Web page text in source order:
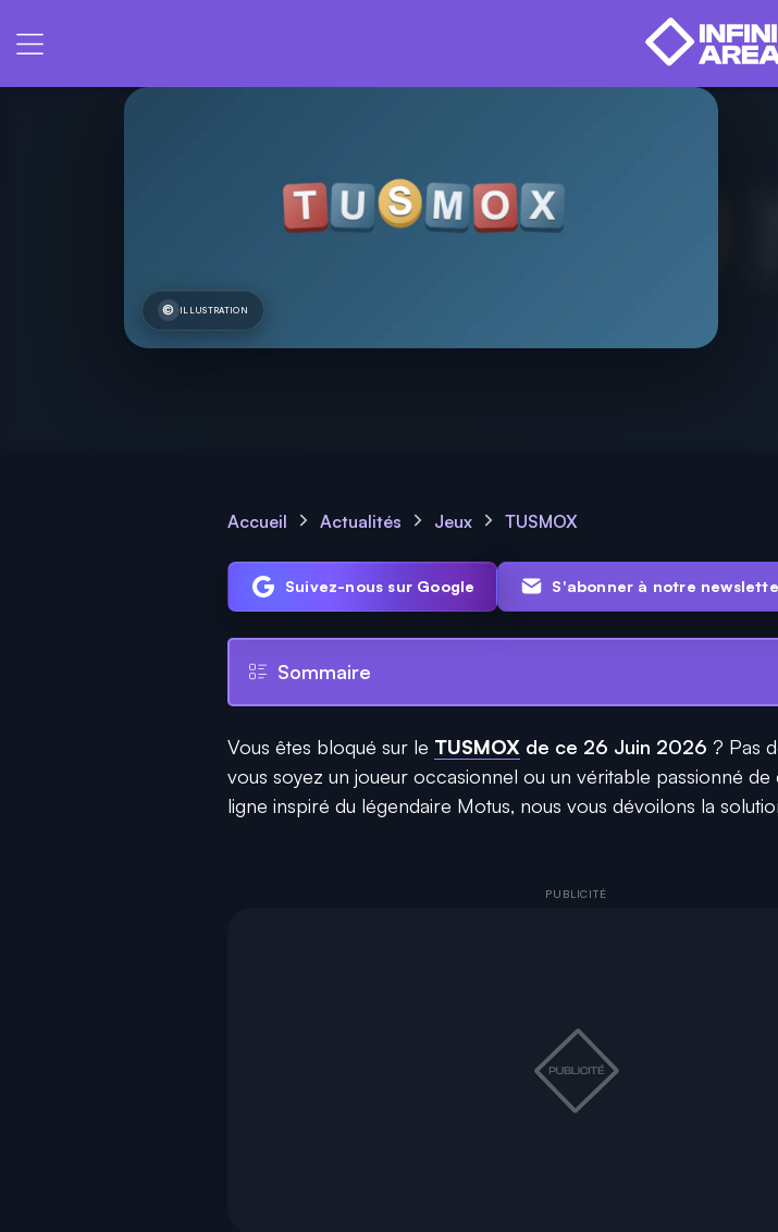
ILLUSTRATION
Accueil Actualités Jeux TUSMOX
Suivez-nous sur Google S'abonner à notre
Sommaire
Vous êtes bloqué sur le TUSMOX de ce 26 Juin 2026 ? Pas
vous soyez un joueur occasionnel ou un véritable passionné de
ligne inspiré du légendaire Motus, nous vous dévoilons la